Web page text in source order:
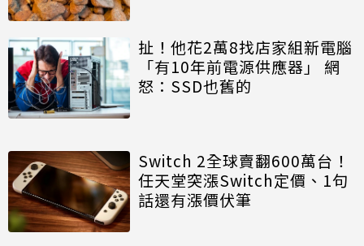
扯！他花2萬8找店家組新電腦
「有10年前電源供應器」 網
怒：SSD也舊的
Switch 2全球賣翻600萬台！
任天堂突漲Switch定價、1句
話還有漲價伏筆